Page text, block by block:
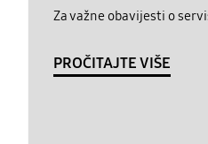
Za važne obavijesti o
PROČITAJTE VIŠE